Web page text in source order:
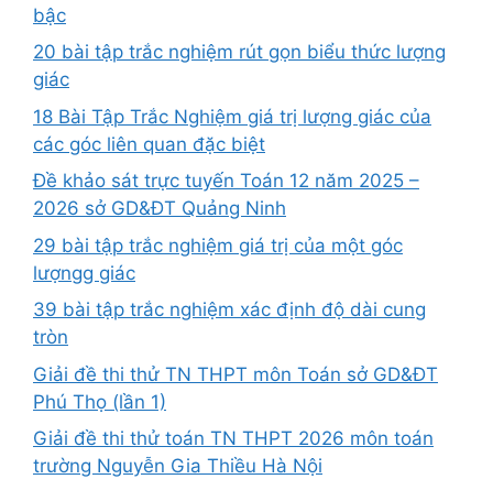
bậc
20 bài tập trắc nghiệm rút gọn biểu thức lượng
giác
18 Bài Tập Trắc Nghiệm giá trị lượng giác của
các góc liên quan đặc biệt
Đề khảo sát trực tuyến Toán 12 năm 2025 –
2026 sở GD&ĐT Quảng Ninh
29 bài tập trắc nghiệm giá trị của một góc
lượngg giác
39 bài tập trắc nghiệm xác định độ dài cung
tròn
Giải đề thi thử TN THPT môn Toán sở GD&ĐT
Phú Thọ (lần 1)
Giải đề thi thử toán TN THPT 2026 môn toán
trường Nguyễn Gia Thiều Hà Nội